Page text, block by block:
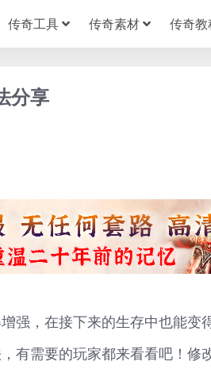
传奇工具 传奇素材 传奇教
分享
强，在接下来的生存中也能变
有需要的玩家都来看看吧！修